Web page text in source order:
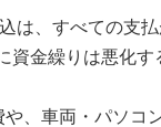
は、すべての支払
金繰りは悪化す
、車両・パソコ